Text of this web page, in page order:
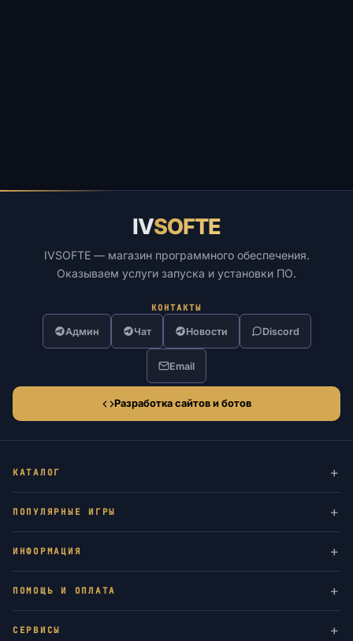
IVSOFTE
IVSOFTE — магазин программного обеспечения.
Оказываем услуги запуска и установки ПО.
КОНТАКТЫ
Админ Чат Новости Discord
Email
Разработка сайтов и ботов
КАТАЛОГ
ПОПУЛЯРНЫЕ ИГРЫ
ИНФОРМАЦИЯ
ПОМОЩЬ И ОПЛАТА
СЕРВИСЫ